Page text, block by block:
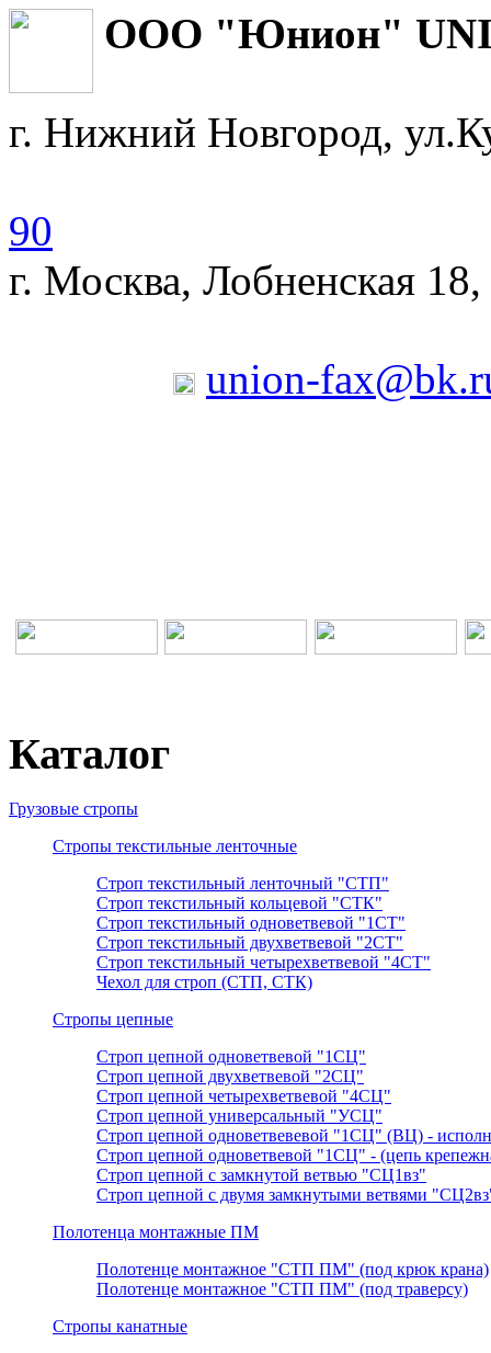
ООО
г. Нижний Новгород,
90
г. Москва, Лобненская
union-
Каталог
Грузовые стропы
Стропы текстильные ленточные
Строп текстильный ленточный "СТП"
Строп текстильный кольцевой "СТК"
Строп текстильный одноветвевой "1СТ"
Строп текстильный двухветвевой "2СТ"
Строп текстильный четырехветвевой "4СТ"
Чехол для строп (СТП, СТК)
Стропы цепные
Строп цепной одноветвевой "1СЦ"
Строп цепной двухветвевой "2СЦ"
Строп цепной четырехветвевой "4СЦ"
Строп цепной универсальный "УСЦ"
Строп цепной одноветвевевой "1СЦ" (ВЦ) -
Строп цепной одноветвевой "1СЦ" - (цепь
Строп цепной с замкнутой ветвью "СЦ1вз"
Строп цепной с двумя замкнутыми ветвями
Полотенца монтажные ПМ
Полотенце монтажное "СТП ПМ" (под крюк крана)
Полотенце монтажное "СТП ПМ" (под траверсу)
Стропы канатные